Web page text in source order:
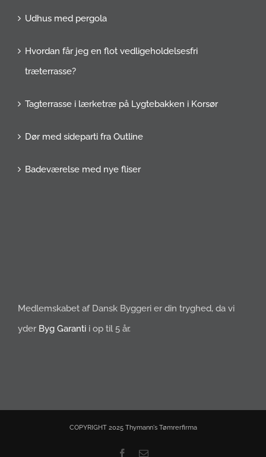
Udhus med pergola
Hvordan får jeg en flot vedligeholdelsesfri
træterrasse?
Tagterrasse i lærketræ på Lygtebakken i Korsør
Dør med sideparti fra Outline
Badeværelse med nye fliser
Medlemskabet af Dansk Byggeri er din tryghed, da vi
yder Byg Garanti i op til 5 år.
COPYRIGHT 2025 Thymann's Tømrerfirma
Facebook
E-